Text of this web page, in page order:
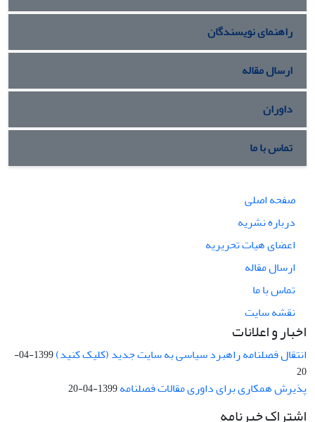
راهنمای نویسندگان
ارسال مقاله
داوران
تماس با ما
صفحه اصلی
درباره نشریه
اعضای هیات تحریریه
ارسال مقاله
تماس با ما
نقشه سایت
اخبار و اعلانات
انتقال فصلنامه راهبرد سیاسی به سایت جدید (کلیک کنید)
1399-04-
20
پذیرش همکاری برای داوری مقالات فصلنامه1399-04-20
اشتراک خبرنامه